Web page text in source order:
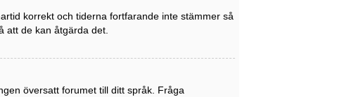
korrekt och tiderna fortfarande inte stämmer så
att de kan åtgärda det.
översatt forumet till ditt språk. Fråga